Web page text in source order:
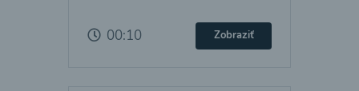
00:10 Zobraziť